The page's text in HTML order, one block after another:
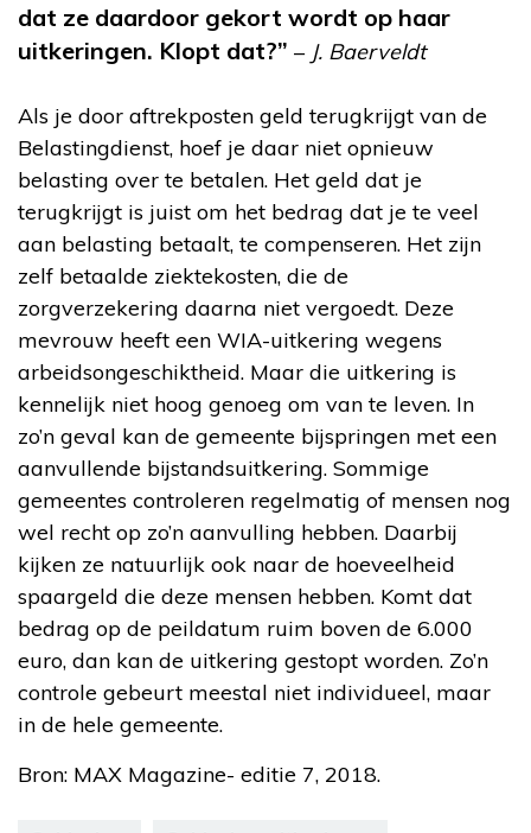
dat ze daardoor gekort wordt op haar
uitkeringen. Klopt dat?” – J. Baerveldt
Als je door aftrekposten geld terugkrijgt van de
Belastingdienst, hoef je daar niet opnieuw
belasting over te betalen. Het geld dat je
terugkrijgt is juist om het bedrag dat je te veel
aan belasting betaalt, te compenseren. Het zijn
zelf betaalde ziektekosten, die de
zorgverzekering daarna niet vergoedt. Deze
mevrouw heeft een WIA-uitkering wegens
arbeidsongeschiktheid. Maar die uitkering is
kennelijk niet hoog genoeg om van te leven. In
zo’n geval kan de gemeente bijspringen met een
aanvullende bijstandsuitkering. Sommige
gemeentes controleren regelmatig of mensen nog
wel recht op zo’n aanvulling hebben. Daarbij
kijken ze natuurlijk ook naar de hoeveelheid
spaargeld die deze mensen hebben. Komt dat
bedrag op de peildatum ruim boven de 6.000
euro, dan kan de uitkering gestopt worden. Zo’n
controle gebeurt meestal niet individueel, maar
in de hele gemeente.
Bron: MAX Magazine- editie 7, 2018.